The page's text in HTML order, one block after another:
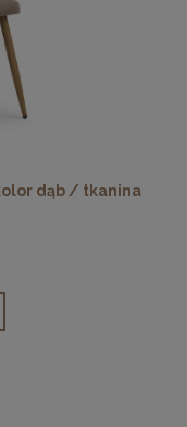
dąb / tkanina